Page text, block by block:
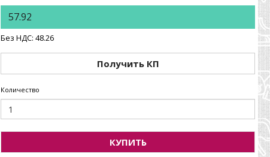
57.92
Без НДС: 48.26
Получить КП
Количество
КУПИТЬ